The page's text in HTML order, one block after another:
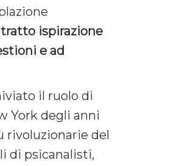
tratto ispirazione
e ad
il ruolo di
York degli anni
rivoluzionarie del
di psicanalisti,